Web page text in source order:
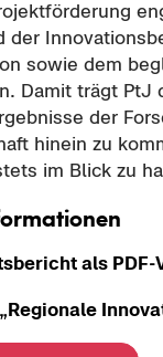
der
sowie dem
Damit trägt PtJ
der
hin­ein zu
im Blick zu
als PDF-​